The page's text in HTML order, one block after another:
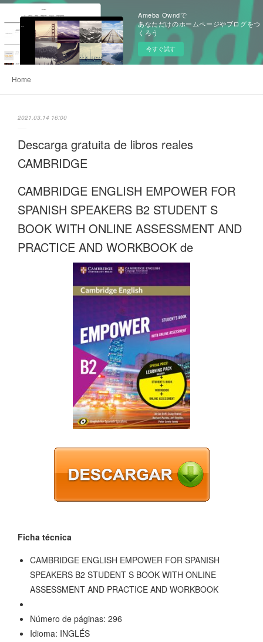
Ameba Owndで
あなただけのホームページやブログをつ
くろう
今すぐ試す
Home
2021.03.14 16:00
Descarga gratuita de libros reales
CAMBRIDGE
CAMBRIDGE ENGLISH EMPOWER FOR
SPANISH SPEAKERS B2 STUDENT S
BOOK WITH ONLINE ASSESSMENT AND
PRACTICE AND WORKBOOK de
Ficha técnica
CAMBRIDGE ENGLISH EMPOWER FOR SPANISH
SPEAKERS B2 STUDENT S BOOK WITH ONLINE
ASSESSMENT AND PRACTICE AND WORKBOOK
Número de páginas: 296
Idioma: INGLÉS